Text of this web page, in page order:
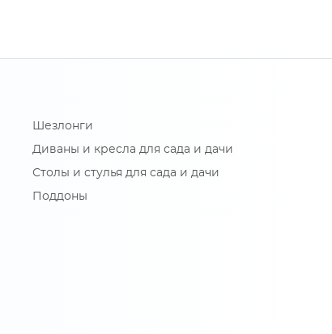
Шезлонги
Диваны и кресла для сада и дачи
Столы и стулья для сада и дачи
Поддоны